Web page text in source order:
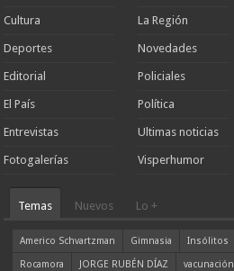
Cultura
Deportes
Editorial
El País
Entrevistas
Fotogalerías
La Región
Novedades
Policiales
Política
Ultimas noticias
Visperhumor
Temas Nuevos Lo +
Americo Schvartzman Gimnasia Insólitos
Rocamora
JORGE RUBÉN DÍAZ vacunación